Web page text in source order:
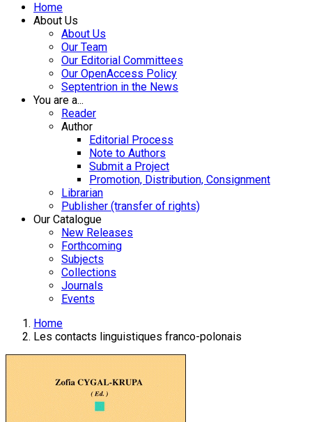
Home
About Us
About Us
Our Team
Our Editorial Committees
Our OpenAccess Policy
Septentrion in the News
You are a...
Reader
Author
Editorial Process
Note to Authors
Submit a Project
Promotion, Distribution, Consignment
Librarian
Publisher (transfer of rights)
Our Catalogue
New Releases
Forthcoming
Subjects
Collections
Journals
Events
Home
Les contacts linguistiques franco-polonais